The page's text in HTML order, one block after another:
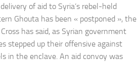
of aid to Syria’s rebel-held
Ghouta has been « postponed », the
Cross has said, as Syrian government
stepped up their offensive against
in the enclave. An aid convoy was